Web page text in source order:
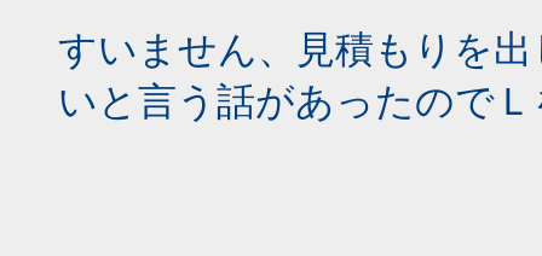
すいません、見積もりを
いと言う話があったので